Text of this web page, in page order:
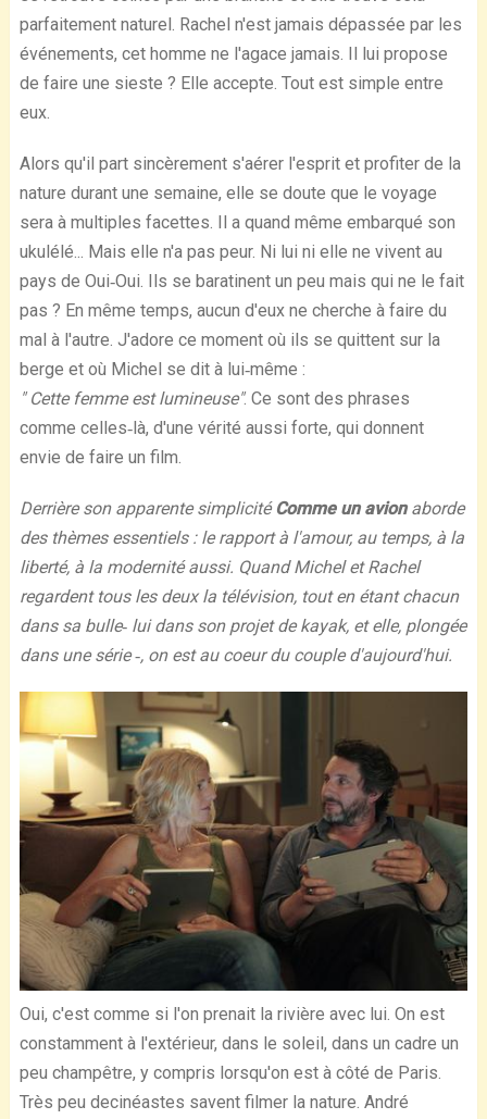
parfaitement naturel. Rachel n'est jamais dépassée par les
événements, cet homme ne l'agace jamais. Il lui propose
de faire une sieste ? Elle accepte. Tout est simple entre
eux.
Alors qu'il part sincèrement s'aérer l'esprit et profiter de la
nature durant une semaine, elle se doute que le voyage
sera à multiples facettes. Il a quand même embarqué son
ukulélé... Mais elle n'a pas peur. Ni lui ni elle ne vivent au
pays de Oui‐Oui. Ils se baratinent un peu mais qui ne le fait
pas ? En même temps, aucun d'eux ne cherche à faire du
mal à l'autre. J'adore ce moment où ils se quittent sur la
berge et où Michel se dit à lui‐même :
" Cette femme est lumineuse". Ce sont des phrases
comme celles‐là, d'une vérité aussi forte, qui donnent
envie de faire un film.
Derrière son apparente simplicité Comme un avion aborde
des thèmes essentiels : le rapport à l'amour, au temps, à la
liberté, à la modernité aussi. Quand Michel et Rachel
regardent tous les deux la télévision, tout en étant chacun
dans sa bulle‐ lui dans son projet de kayak, et elle, plongée
dans une série ‐, on est au coeur du couple d'aujourd'hui.
Oui, c'est comme si l'on prenait la rivière avec lui. On est
constamment à l'extérieur, dans le soleil, dans un cadre un
peu champêtre, y compris lorsqu'on est à côté de Paris.
Très peu decinéastes savent filmer la nature. André